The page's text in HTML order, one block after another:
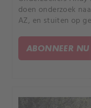
doen onderzoek
AZ, en stuiten op
ABONNEER NU